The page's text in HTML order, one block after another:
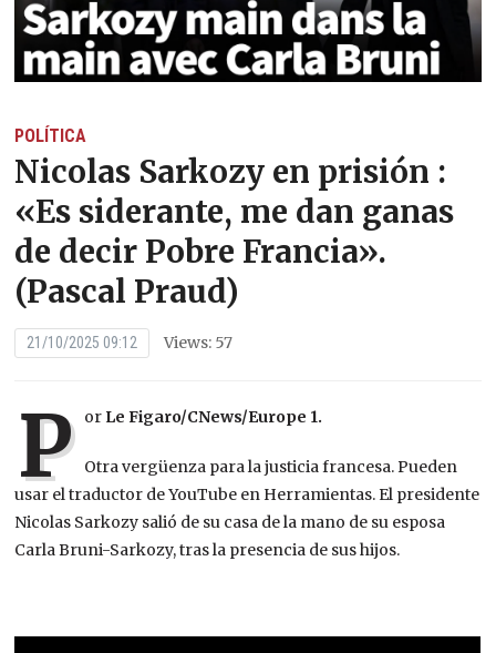
POLÍTICA
Nicolas Sarkozy en prisión :
«Es siderante, me dan ganas
de decir Pobre Francia».
(Pascal Praud)
21/10/2025 09:12 Views: 57
P or Le Figaro/CNews/Europe 1.
Otra vergüenza para la justicia francesa. Pueden
usar el traductor de YouTube en Herramientas. El presidente
Nicolas Sarkozy salió de su casa de la mano de su esposa
Carla Bruni-Sarkozy, tras la presencia de sus hijos.